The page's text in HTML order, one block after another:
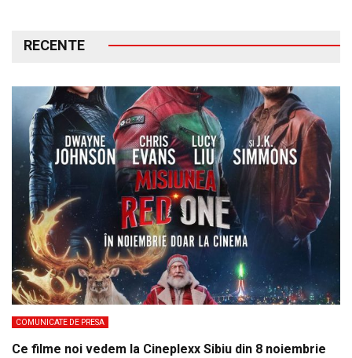
RECENTE
COMUNICATE DE PRESA
Ce filme noi vedem la Cineplexx Sibiu din 8 noiembrie